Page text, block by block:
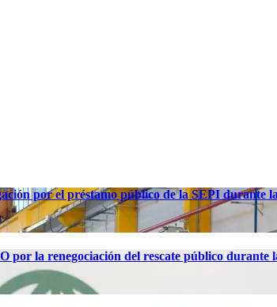
por el préstamo público de la SEPI durante
por la renegociación del rescate público durante